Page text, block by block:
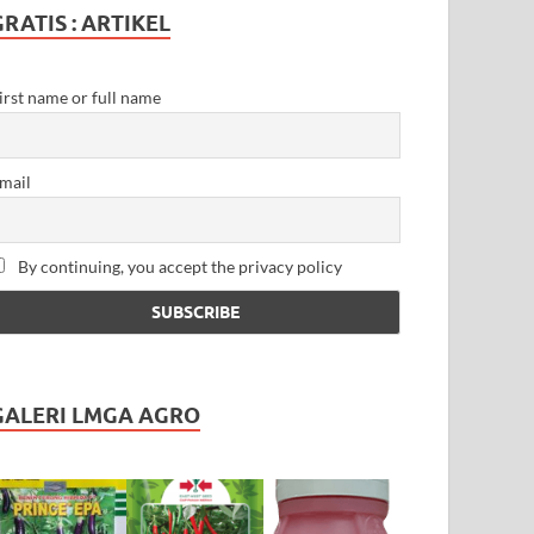
: ARTIKEL
name or full name
By continuing, you accept the privacy policy
LMGA AGRO